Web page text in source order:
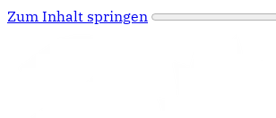
Zum Inhalt springen